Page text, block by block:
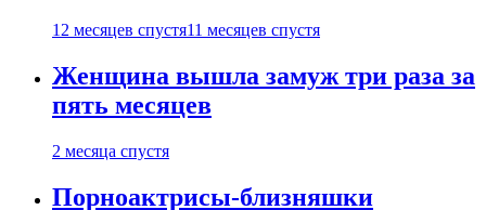
12 месяцев спустя11 месяцев спустя
Женщина вышла замуж три раза за
пять месяцев
2 месяца спустя
Порноактрисы-близняшки